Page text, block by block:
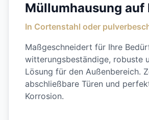
Müllumhausung auf
In Cortenstahl oder
Maßgeschneidert für Ihre
witterungsbeständige, robuste
Lösung für den Außenbereich.
abschließbare Türen und
Korrosion.